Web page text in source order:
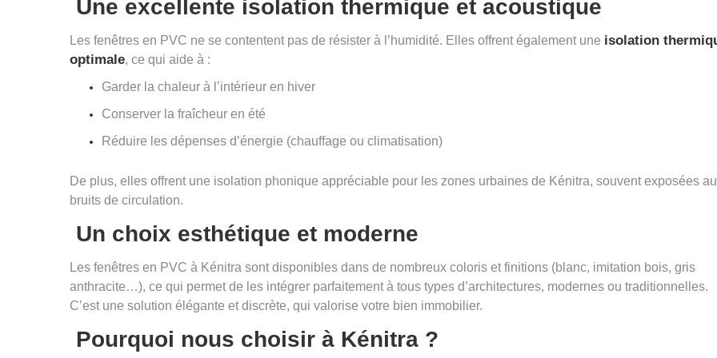
Une excellente isolation thermique et acoustique
Les fenêtres en PVC ne se contentent pas de résister à l’humidité. Elles offrent également une isolation
optimale, ce qui aide à :
Garder la chaleur à l’intérieur en hiver
Conserver la fraîcheur en été
Réduire les dépenses d’énergie (chauffage ou climatisation)
De plus, elles offrent une isolation phonique appréciable pour les zones urbaines de Kénitra, souvent exposées
bruits de circulation.
Un choix esthétique et moderne
Les fenêtres en PVC à Kénitra sont disponibles dans de nombreux coloris et finitions (blanc, imitation bois, gris
anthracite…), ce qui permet de les intégrer parfaitement à tous types d’architectures, modernes ou traditionnelles.
C’est une solution élégante et discrète, qui valorise votre bien immobilier.
Pourquoi nous choisir à Kénitra ?